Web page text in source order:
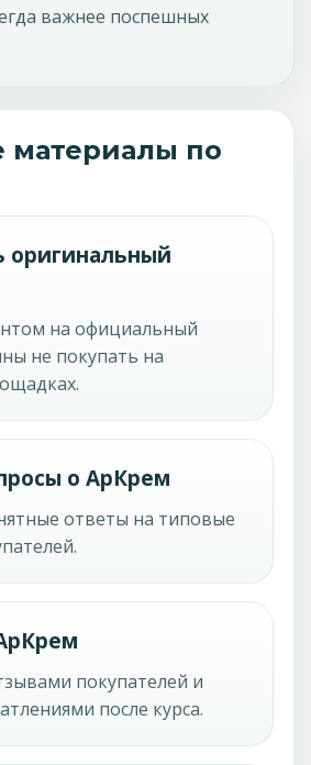
важнее поспешных
материалы по
оригинальный
на официальный
не покупать на
о АрКрем
ответы на типовые
покупателей и
после курса.